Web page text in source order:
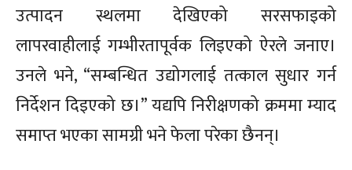
उत्पादन स्थलमा देखिएको सरसफाइको
लापरवाहीलाई गम्भीरतापूर्वक लिइएको ऐरले जनाए।
उनले भने, “सम्बन्धित उद्योगलाई तत्काल सुधार गर्न
निर्देशन दिइएको छ।” यद्यपि निरीक्षणको क्रममा म्याद
समाप्त भएका सामग्री भने फेला परेका छैनन्।